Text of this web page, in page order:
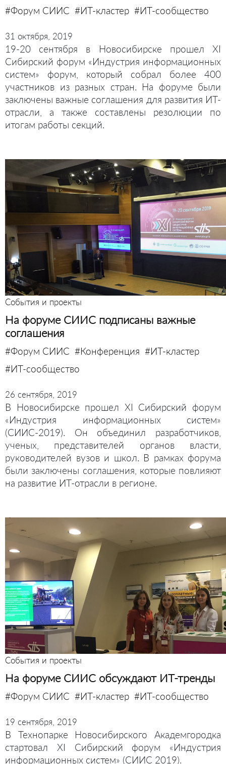
#Форум СИИС #ИТ-кластер #ИТ-сообщество
31 октября, 2019
19-20 сентября в Новосибирске прошел XI
Сибирский форум «Индустрия информационных
систем» форум, который собрал более 400
участников из разных стран. На форуме были
заключены важные соглашения для развития ИТ-
отрасли, а также составлены резолюции по
итогам работы секций.
События и проекты
На форуме СИИС подписаны важные
соглашения
#Форум СИИС #Конференция #ИТ-кластер
#ИТ-сообщество
26 сентября, 2019
В Новосибирске прошел XI Сибирский форум
«Индустрия информационных систем»
(СИИС-2019). Он объединил разработчиков,
ученых, представителей органов власти,
руководителей вузов и школ. В рамках форума
были заключены соглашения, которые повлияют
на развитие ИТ-отрасли в регионе.
События и проекты
На форуме СИИС обсуждают ИТ-тренды
#Форум СИИС #ИТ-кластер #ИТ-сообщество
19 сентября, 2019
В Технопарке Новосибирского Академгородка
стартовал XI Сибирский форум «Индустрия
информационных систем» (СИИС 2019).